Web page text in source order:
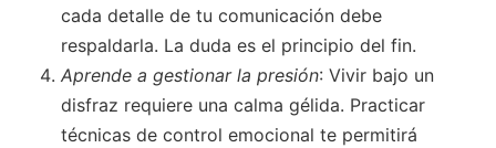
cada detalle de tu comunicación debe
respaldarla. La duda es el principio del fin.
Aprende a gestionar la presión: Vivir bajo un
disfraz requiere una calma gélida. Practicar
técnicas de control emocional te permitirá